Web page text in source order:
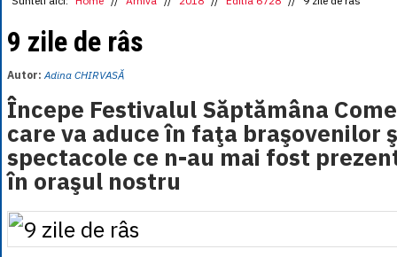
1 KRW
= 0.3047
= 0.2538
1 MXN = 0.2227
1 NOK = 0.4191
1 NZD
9 zile de râs
Autor:Adina CHIRVASĂ
Începe Festivalul Săptămâna
care va aduce în faţa braşovenilor
spectacole ce n-au mai fost
în oraşul nostru